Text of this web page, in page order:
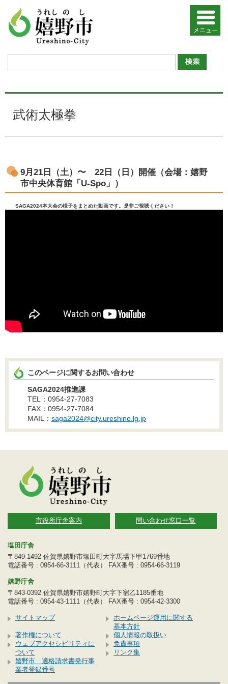
武術太極拳
9月21日（土）〜 22日（日）開催（会場：嬉野
市中央体育館「U-Spo」）
SAGA2024本大会の様子をまとめた動画です。是非ご視聴ください！
このページに関するお問い合わせ
SAGA2024推進課
TEL：0954-27-7083
FAX：0954-27-7084
MAIL： saga2024@city.ureshino.lg.jp
市役所庁舎案内 問い合わせ窓口一覧
塩田庁舎
〒849-1492 佐賀県嬉野市塩田町大字馬場下甲1769番地
電話番号 : 0954-66-3111（代表） FAX番号 : 0954-66-3119
嬉野庁舎
〒843-0392 佐賀県嬉野市嬉野町大字下宿乙1185番地
電話番号 : 0954-43-1111（代表） FAX番号 : 0954-42-3300
サイトマップ
ホームページ運用に関する
基本方針
著作権について
個人情報の取扱い
ウェブアクセシビリティに
ついて
免責事項
リンク集
嬉野市 適格請求書発行事
業者登録番号